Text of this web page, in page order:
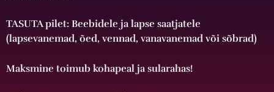
TASUTA pilet: Beebidele ja lapse saatjatele
(lapsevanemad, õed, vennad, vanavanemad või sõbrad)
Maksmine toimub kohapeal ja sularahas!